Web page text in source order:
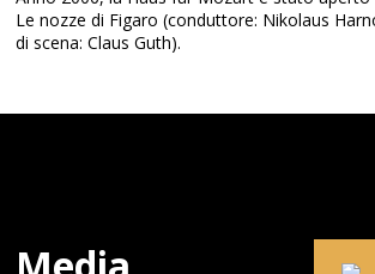
Le nozze di Figaro (conduttore: Nikolaus
di scena: Claus Guth).